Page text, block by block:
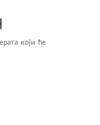
који ће